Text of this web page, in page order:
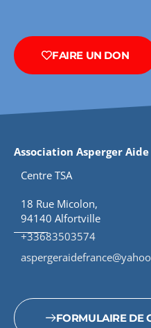
FAIRE UN DON
Association Asperger
Centre TSA
18 Rue Micolon,
94140 Alfortville
+33683503574
FORMULAIRE DE